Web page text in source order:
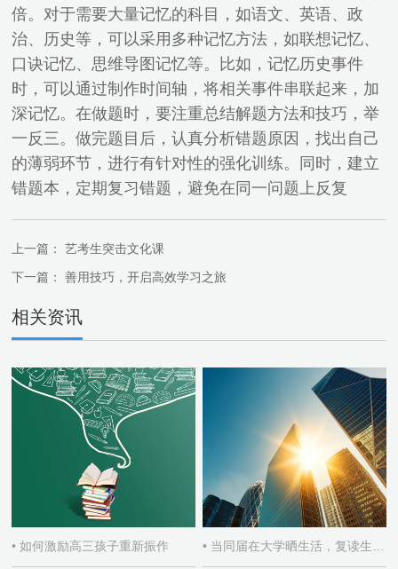
倍。对于需要大量记忆的科目，如语文、英语、政
治、历史等，可以采用多种记忆方法，如联想记忆、
口诀记忆、思维导图记忆等。比如，记忆历史事件
时，可以通过制作时间轴，将相关事件串联起来，加
深记忆。在做题时，要注重总结解题方法和技巧，举
一反三。做完题目后，认真分析错题原因，找出自己
的薄弱环节，进行有针对性的强化训练。同时，建立
错题本，定期复习错题，避免在同一问题上反复
上一篇：
艺考生突击文化课
下一篇：
善用技巧，开启高效学习之旅
相关资讯
• 如何激励高三孩子重新振作 • 当同届在大学晒生活，复读生如何自处